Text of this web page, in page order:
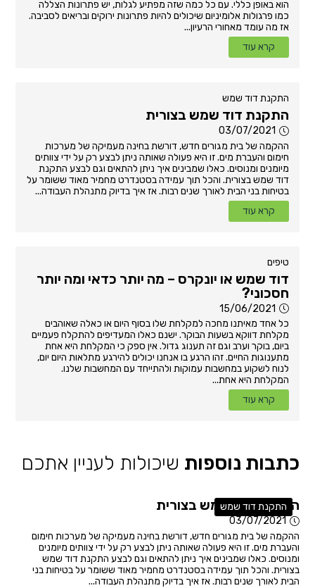
הוא באופן כללי. עם כל כמה שזה מפתיע לגלות, יש פתרונות הצללה
כמו פרגולות אלומיניום שיכולים להיות פתרונות ירוקים ובריאים לסביבה.
אז מה עומד מאחורי הרעיון...
קרא עוד
התקנת דוד שמש
התקנת דוד שמש בצורית
03/07/2021
ההקמה של בית מגורים חדש, דורשת בחינה מעמיקה של מערכות
חימום והעברת מים. זו היא פעולה שאותה ניתן לבצע רק על ידי צוותים
מיומנים ומנוסים. כאלו שמבינים איך ניתן להתאים וגם לבצע התקנת
דוד שמש בצורית. והכל תוך עמידה בסטנדרט מחמיר מאוד ששומר על
בטיחות בני הבית לאורך שנים רבות. אז איך בדיוק מתנהלת העבודה...
קרא עוד
טיפים
דוד שמש או יונקרס – מה יותר כדאי ומה יותר
חסכוני?
15/06/2021
כל אחד מאיתנו מחכה למקלחת שלו בסוף היום או כאלה שאוהבים
מקלחת דווקא בשעות הבוקר. ישנם כאלו המעדיפים להתקלח פעמיים
ביום, בוקר וערב וגם זה תענוג גדול. אין ספק כי המקלחת היא אחת
מתענוגות החיים. זהו הרגע בו אנחנו יכולים להירגע מתלאות היום יום,
לנוח לשקוע במחשבות עמוקות ולהתייחד עם המחשבות שלנו.
המקלחת היא אחת...
קרא עוד
כתבות נוספות שיכולות לעניין אתכם
התקנת דוד שמש
התקנת דוד שמש בצורית
03/07/2021
ההקמה של בית מגורים חדש, דורשת בחינה מעמיקה של מערכות חימום
והעברת מים. זו היא פעולה שאותה ניתן לבצע רק על ידי צוותים מיומנים
ומנוסים. כאלו שמבינים איך ניתן להתאים וגם לבצע התקנת דוד שמש
בצורית. והכל תוך עמידה בסטנדרט מחמיר מאוד ששומר על בטיחות בני
הבית לאורך שנים רבות. אז איך בדיוק מתנהלת העבודה...